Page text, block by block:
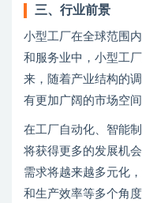
三、行业前景
小型工厂在全球范围
和服务业中，小型工
来，随着产业结构的
有更加广阔的市场空间
在工厂自动化、智能
将获得更多的发展机
需求将越来越多元化
和生产效率等多个角